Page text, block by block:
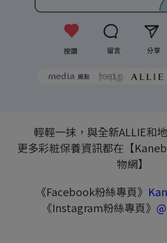
輕輕一抹，與全新ALLIE和
更多彩粧保養資訊都在【
物網】
《Facebook粉絲專頁》
《Instagram粉絲專頁》